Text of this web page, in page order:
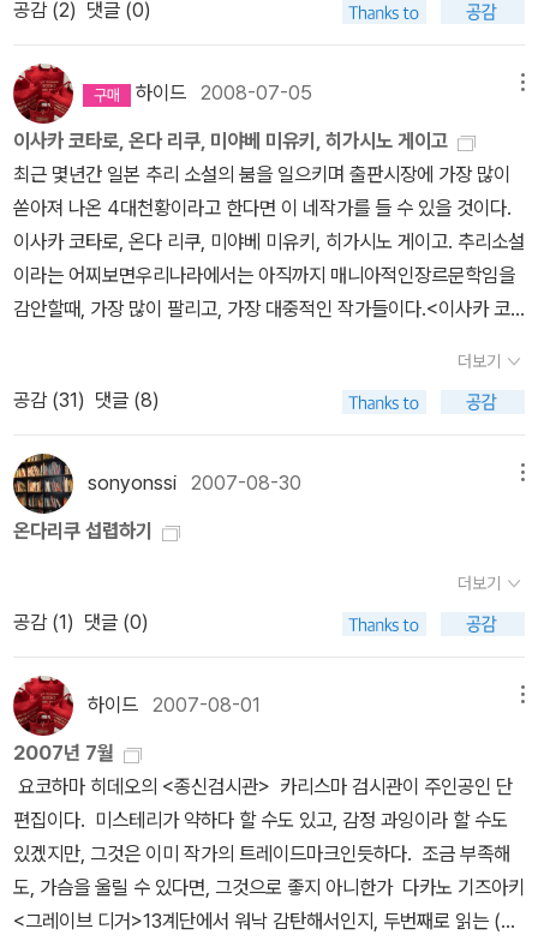
하는 작가라 언제 다 읽나라는 생각을 했는데 드디어 다 읽었으니 말
이다!! 물론 1001초 살인사건을 아직 읽지않았지만 그까짓것 하루면
다읽으니 별 걱정도 안된다^^나도 이 소설의 학생들처럼 그런 훈련?
을 해봤음..하룻밤내내 전교생이 걸으면서 목적지에 도달하는.. 힘들
것 같지만 친구들과의 우정을 돈독히 할 수 있을 듯.. 그리고 쉽게 하
지 못할 대화들도 나눌 수 있는 좋은 시간이 되지 않을까?<삼월은 붉
은 구렁을>이라는 작품이 존재하지 않는 상태인 기다리는 사람들, 존
재하나 밝혀지지않은 작가를 찾아나서는 이즈모 야상곡, <삼월은 붉
은 구렁을>을 쓰게 되는 계기가 드러나는 무지개와 구름과 새와, 그
리고 현재 쓰고 있는 회전목마!!! 뭔가 어설픈듯하면서 강한 인상을 남
기는 그런 책에 대한 이야기..나도 200명만 읽을 수 있는 그런 신비
한 책을 보고 싶다^^처음엔 화사한 분위기의 여자아이들의 합숙이 음
로 각각 출간되었던 작품이라서 1부작 출시이후 많은 관심이 쏟아졌
다는데 공감이 간다!! 3부작이 합쳐진 이 한권의 책을 읽는데도 4시
간정도만 충분했는데 감질나게 1부작씩 나오면 다음이 너무 궁금했
이었던 방학 중의 텅빈 쇼라이칸!! 처음에는 별 상관없는 듯한 제목이
었지만..지금은 정말 잘 어울리는 제목이라는 생각이 든다..황혼녘 백
합의 뼈라는 작품에서의 리세가 고등학생이어서 어둠에 가까운..그리
고 자신을 잘 절제하는 모습이 두드러졌다면 보리의 바다에 가라앉는
열매의 리세는 자신의 정체를 드러내지않는 듯하면서도 혼란스러워
하는,,아직은 어린 중학생 리세의 모습을 볼 수 있어 좋다고 할까나?
우린 처음보는 낯선 사람을 끊임없이 악의에 찬 눈으로 손님을 바라
보며 배척하는 것이 아닐까?그래서 사요코란 존재가 학교에 나타날
뿐만 아니라 학생들을 뒤숭숭하게 만들었던 것이 아닐까라는 생각을
하게되는.. 넣어두는 능력, 뒤집는 능력, 멀리 보는 능력, 먼 곳의 소식
을 듣는 능력, 그리고 빨리 걸을 수 있는 능력 등 특이한 능력을 지닌
공감 (2) 댓글 (0)
하이드 2008-07-05
이사카 코타로, 온다 리쿠, 미야베 미유키, 히가시노 게이고
최근 몇년간 일본 추리 소설의 붐을 일으키며 출판시장에 가장 많이
쏟아져 나온 4대천황이라고 한다면 이 네작가를 들 수 있을 것이다.
이사카 코타로, 온다 리쿠, 미야베 미유키, 히가시노 게이고. 추리소설
이라는 어찌보면우리나라에서는 아직까지 매니아적인장르문학임을
감안할때, 가장 많이 팔리고, 가장 대중적인 작가들이다.<이사카 코
학 법학부를 졸업했다. 1996년 산토리 미스터리 대상에서 《악당들
이 눈에 스며들다》가 가작으로 뽑혔으며, 2000년 《오듀본의 기도》
로 제5회 신쵸 미스터리클럽상을 수상, 작가로 등단했다. 2003년
《집오리와 야생오리의 코인로커》로 제25회 요시카와 에이지문학 신
인상을, 2004년 《사신 치바》에 수록된 단편 <사신의 정도>로 제57
회 일본추리작가협회상을, 2008년 이 작품 《골든 슬럼버》로 제5회
일본 서점대상과 제21회 야마모토 슈고로상을 수상했다. 그밖에도
《마왕》《러시라이프》《명랑한 갱이 지구를 움직인다》《칠드런》《사
구성으로 유명하다. 발표한 작품마다 각종 문학상 후보에 오르며 젊
은 세대로부터 뜨거운 지지와 호평을 받아온 작가로, 2008년 현재
센다이 시에 거주하면서 집필 활동을 계속하고 있다.2005년 1월 <
칠드런> 작가정신2006년 5월 <러시라이프> 한스미디어2006년
5월 <사신치바> 웅진지식하우스2006년 5월 <중력 삐에로>작가
정신2006년 8월 <종말의 바보> 랜덤하우스 코리아2006년 8월 <
마왕> 웅진지식하우스2006년 11월 <오듀본의 기도> 황매2007년
3월 <명랑한 갱이 지구를 돌린다> 은행나무2007년 5월 <사막> 황
더보기
공감 (31) 댓글 (8)
sonyonssi 2007-08-30
온다리쿠 섭렵하기
더보기
공감 (1) 댓글 (0)
하이드 2007-08-01
2007년 7월
요코하마 히데오의 <종신검시관> 카리스마 검시관이 주인공인 단
편집이다. 미스테리가 약하다 할 수도 있고, 감정 과잉이라 할 수도
있겠지만, 그것은 이미 작가의 트레이드마크인듯하다. 조금 부족해
도, 가슴을 울릴 수 있다면, 그것으로 좋지 아니한가 다카노 기즈아키
<그레이브 디거>13계단에서 워낙 감탄해서인지, 두번째로 읽는 (유